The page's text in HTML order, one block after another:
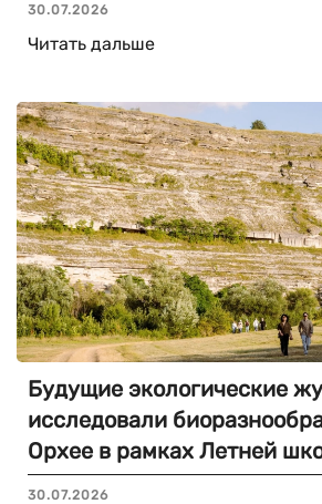
30.07.2026
Читать дальше
Будущие экологические
исследовали
Орхее в рамках Летней
30.07.2026